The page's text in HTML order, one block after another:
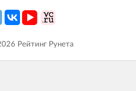
Рейтинг Рунета